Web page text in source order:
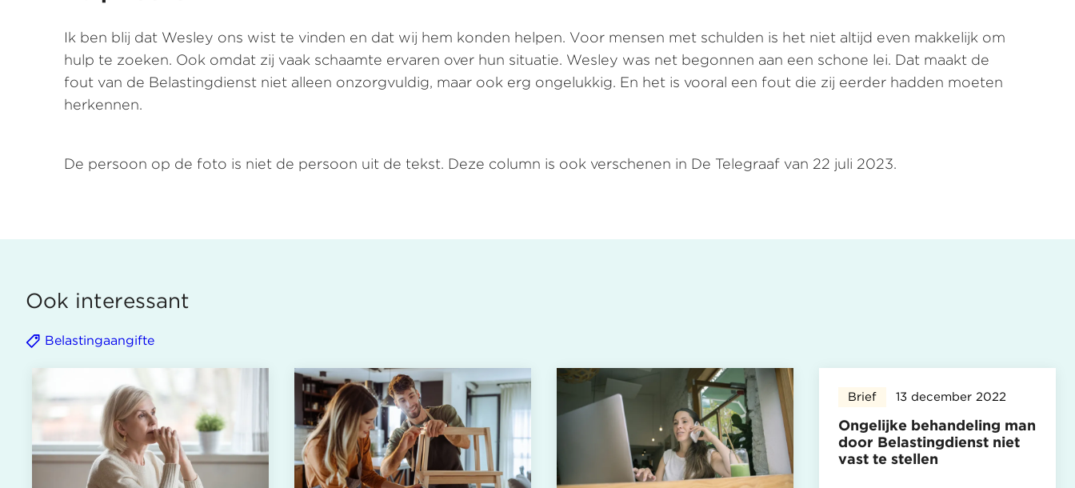
Ik ben blij dat Wesley ons wist te vinden en dat wij hem konden helpen. Voor mensen met schulden is het niet altijd even makkelijk om
hulp te zoeken. Ook omdat zij vaak schaamte ervaren over hun situatie. Wesley was net begonnen aan een schone lei. Dat maakt de
fout van de Belastingdienst niet alleen onzorgvuldig, maar ook erg ongelukkig. En het is vooral een fout die zij eerder hadden moeten
herkennen.
De persoon op de foto is niet de persoon uit de tekst. Deze column is ook verschenen in De Telegraaf van 22 juli 2023.
Ook interessant
Belastingaangifte
Ongelijke behandeling man
door Belastingdienst niet
vast te stellen
Brief 13 december 2022